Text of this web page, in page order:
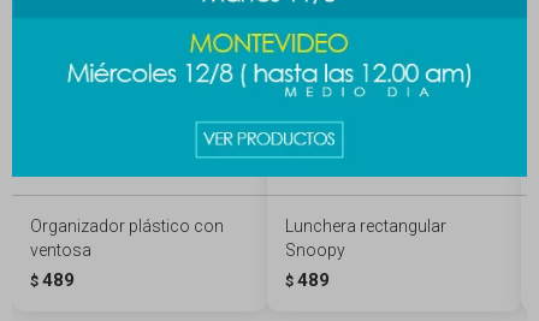
Organizador plástico con
ventosa
$ 489
Lunchera rectangular
Snoopy
$ 489